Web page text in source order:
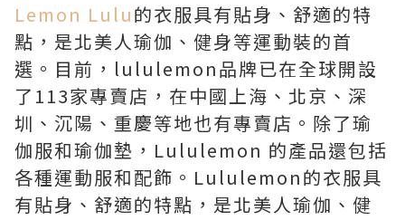
Lemon Lulu的衣服具有貼身、舒適的特
點，是北美人瑜伽、健身等運動裝的首
選。目前，lululemon品牌已在全球開設
了113家專賣店，在中國上海、北京、深
圳、沉陽、重慶等地也有專賣店。除了瑜
伽服和瑜伽墊，Lululemon 的產品還包括
各種運動服和配飾。Lululemon的衣服具
有貼身、舒適的特點，是北美人瑜伽、健